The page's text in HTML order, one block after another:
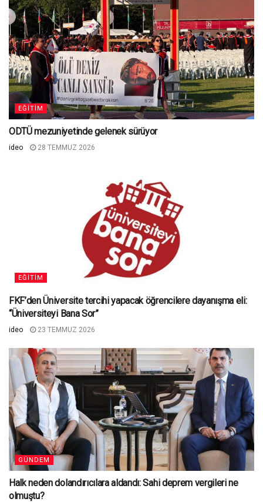
EĞITIM
ODTÜ mezuniyetinde gelenek sürüyor
ideo 28 TEMMUZ 2026
EĞITIM
FKF’den Üniversite tercihi yapacak öğrencilere dayanışma eli:
“Üniversiteyi Bana Sor”
ideo 23 TEMMUZ 2026
GÜNDEM
Halk neden dolandırıcılara aldandı: Sahi deprem vergileri ne
olmuştu?